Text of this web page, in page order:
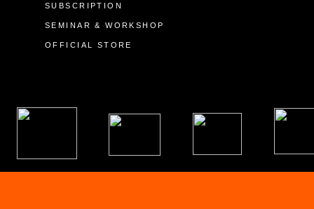
SUBSCRIPTION
SEMINAR & WORKSHOP
OFFICIAL STORE